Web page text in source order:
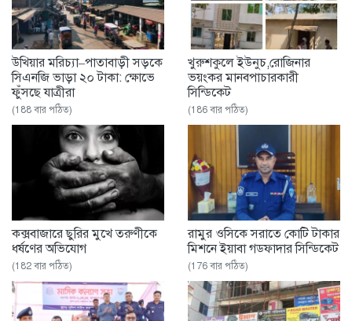
উখিয়ার মরিচ্যা–পাতাবাড়ী সড়কে
সিএনজি ভাড়া ২০ টাকা: ক্ষোভে
ফুঁসছে যাত্রীরা
(188 বার পঠিত)
খুরুশকুলে ইউনুচ,রোজিনার
ভয়ংকর মানবপাচারকারী
সিন্ডিকেট
(186 বার পঠিত)
কক্সবাজারে ছুরির মুখে তরুণীকে
ধর্ষণের অভিযোগ
(182 বার পঠিত)
রামুর ওসিকে সরাতে কোটি টাকার
মিশনে ইয়াবা গডফাদার সিন্ডিকেট
(176 বার পঠিত)